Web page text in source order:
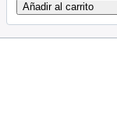
Añadir al carrito